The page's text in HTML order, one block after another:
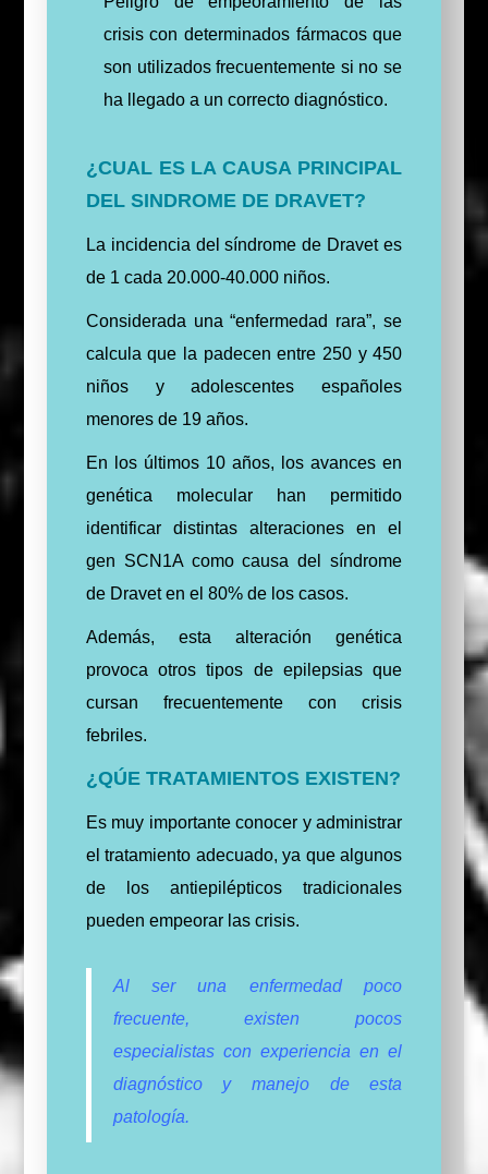
crisis con determinados fármacos que
son utilizados frecuentemente si no se
ha llegado a un correcto diagnóstico.
¿CUAL ES LA CAUSA PRINCIPAL
DEL SINDROME DE DRAVET?
La incidencia del síndrome de Dravet es
de 1 cada 20.000-40.000 niños.
Considerada una “enfermedad rara”, se
calcula que la padecen entre 250 y 450
niños y adolescentes españoles
menores de 19 años.
En los últimos 10 años, los avances en
genética molecular han permitido
identificar distintas alteraciones en el
gen SCN1A como causa del síndrome
de Dravet en el 80% de los casos.
Además, esta alteración genética
provoca otros tipos de epilepsias que
cursan frecuentemente con crisis
febriles.
¿QÚE TRATAMIENTOS EXISTEN?
Es muy importante conocer y administrar
el tratamiento adecuado, ya que algunos
de los antiepilépticos tradicionales
pueden empeorar las crisis.
Al ser una enfermedad poco
frecuente, existen pocos
especialistas con experiencia en el
diagnóstico y manejo de esta
patología.